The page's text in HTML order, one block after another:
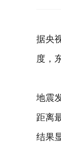
据央
度，
地震
距离
结果